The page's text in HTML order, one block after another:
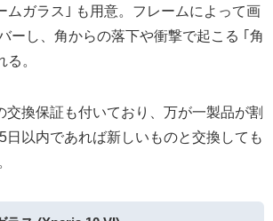
ムガラス｣ も用意。フレームによって画
ーし、角からの落下や衝撃で起こる ｢角
。
交換保証も付いており、万が一製品が割
日以内であれば新しいものと交換しても